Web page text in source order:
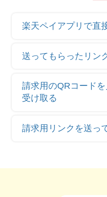
楽天ペイアプリで直
送ってもらったリン
請求用のQRコード
受け取る
請求用リンクを送っ